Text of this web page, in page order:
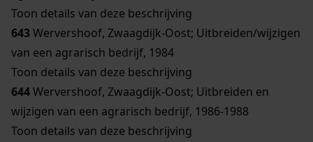
Toon details van deze beschrijving
643Wervershoof, Zwaagdijk-Oost; Uitbreiden/wijzigen
van een agrarisch bedrijf, 1984
Toon details van deze beschrijving
644Wervershoof, Zwaagdijk-Oost; Uitbreiden en
wijzigen van een agrarisch bedrijf, 1986-1988
Toon details van deze beschrijving